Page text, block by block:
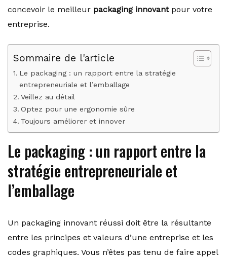
concevoir le meilleur packaging innovantpour votre
entreprise.
Sommaire de l'article
Le packaging : un rapport entre la stratégie
entrepreneuriale et l’emballage
Veillez au détail
Optez pour une ergonomie sûre
Toujours améliorer et innover
Le packaging : un rapport entre la
stratégie entrepreneuriale et
l’emballage
Un packaging innovant réussi doit être la résultante
entre les principes et valeurs d’une entreprise et les
codes graphiques. Vous n’êtes pas tenu de faire appel